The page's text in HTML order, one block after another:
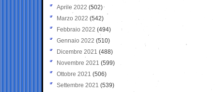
Aprile 2022 (502)
Marzo 2022 (542)
Febbraio 2022 (494)
Gennaio 2022 (510)
Dicembre 2021 (488)
Novembre 2021 (599)
Ottobre 2021 (506)
Settembre 2021 (539)